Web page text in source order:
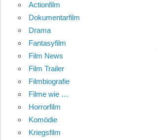
Actionfilm
Dokumentarfilm
Drama
Fantasyfilm
Film News
Film Trailer
Filmbiografie
Filme wie …
Horrorfilm
Komödie
Kriegsfilm